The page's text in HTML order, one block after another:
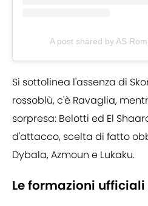
A post shared by AS
Si sottolinea l'assenza di
rossoblù, c'è Ravaglia,
sorpresa: Belotti ed El
d'attacco, scelta di fatto
Dybala, Azmoun e Lukaku.
Le formazioni